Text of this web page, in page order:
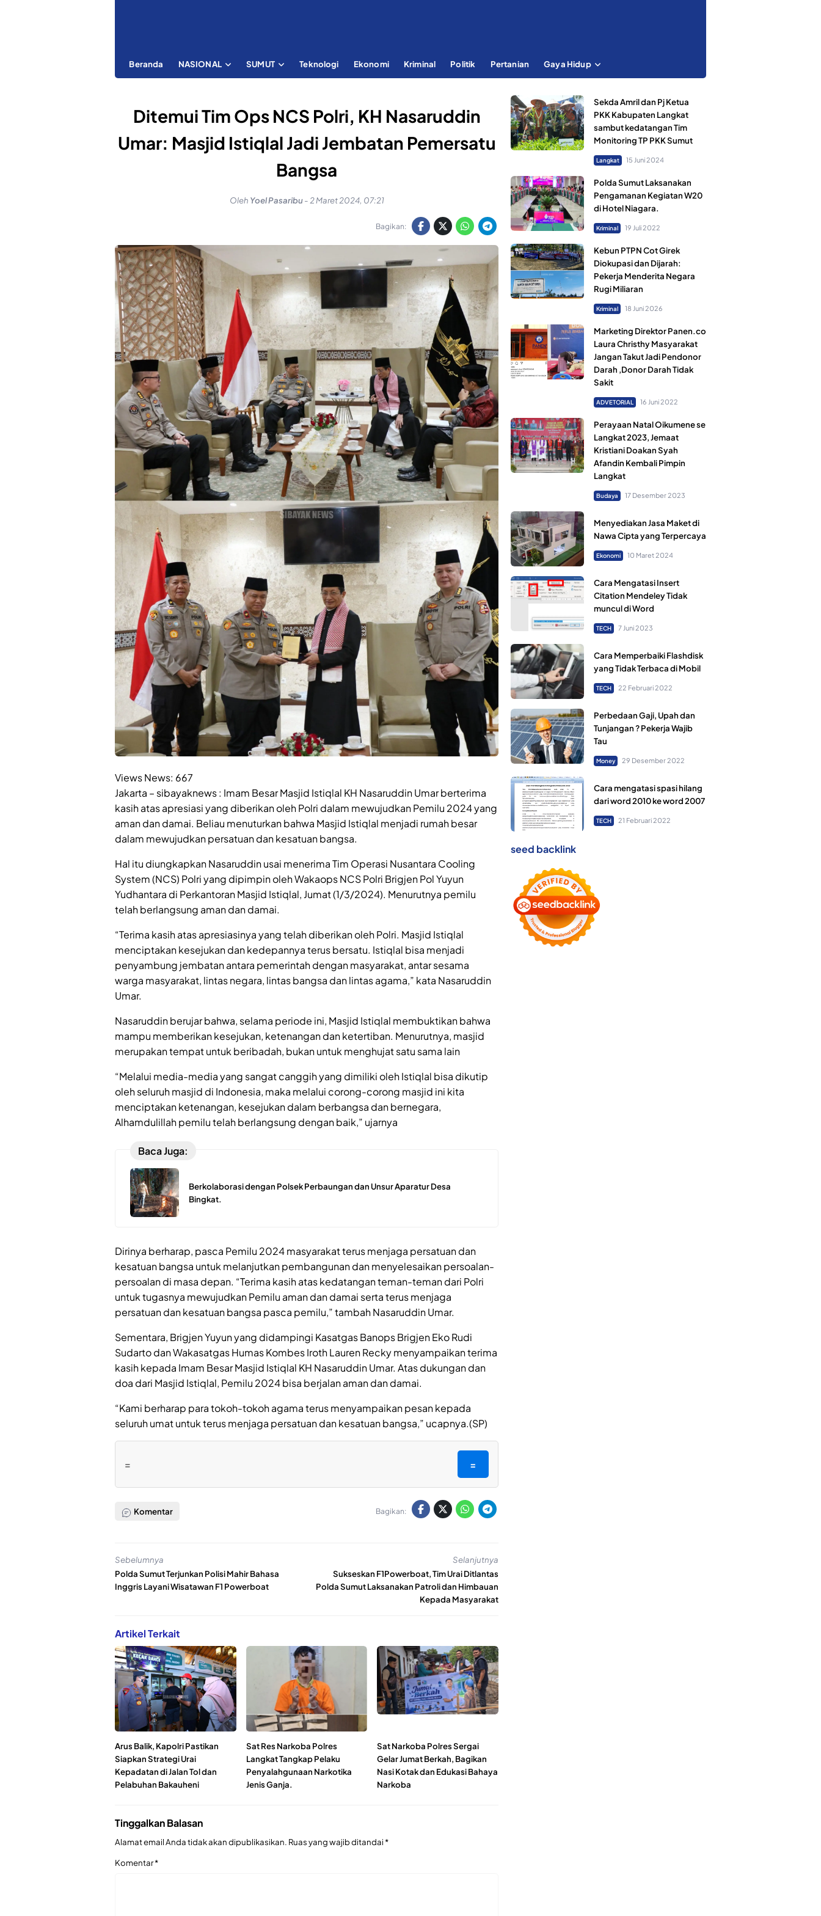
Beranda NASIONAL SUMUT Teknologi Ekonomi Kriminal Politik Pertanian Gaya Hidup
Ditemui Tim Ops NCS Polri, KH Nasaruddin
Umar: Masjid Istiqlal Jadi Jembatan Pemersatu
Bangsa
Oleh Yoel Pasaribu - 2 Maret 2024, 07:21
Bagikan:
Views News: 667
Jakarta – sibayaknews : Imam Besar Masjid Istiqlal KH Nasaruddin Umar berterima
kasih atas apresiasi yang diberikan oleh Polri dalam mewujudkan Pemilu 2024 yang
aman dan damai. Beliau menuturkan bahwa Masjid Istiqlal menjadi rumah besar
dalam mewujudkan persatuan dan kesatuan bangsa.
Hal itu diungkapkan Nasaruddin usai menerima Tim Operasi Nusantara Cooling
System (NCS) Polri yang dipimpin oleh Wakaops NCS Polri Brigjen Pol Yuyun
Yudhantara di Perkantoran Masjid Istiqlal, Jumat (1/3/2024). Menurutnya pemilu
telah berlangsung aman dan damai.
“Terima kasih atas apresiasinya yang telah diberikan oleh Polri. Masjid Istiqlal
menciptakan kesejukan dan kedepannya terus bersatu. Istiqlal bisa menjadi
penyambung jembatan antara pemerintah dengan masyarakat, antar sesama
warga masyarakat, lintas negara, lintas bangsa dan lintas agama,” kata Nasaruddin
Umar.
Nasaruddin berujar bahwa, selama periode ini, Masjid Istiqlal membuktikan bahwa
mampu memberikan kesejukan, ketenangan dan ketertiban. Menurutnya, masjid
merupakan tempat untuk beribadah, bukan untuk menghujat satu sama lain
“Melalui media-media yang sangat canggih yang dimiliki oleh Istiqlal bisa dikutip
oleh seluruh masjid di Indonesia, maka melalui corong-corong masjid ini kita
menciptakan ketenangan, kesejukan dalam berbangsa dan bernegara,
Alhamdulillah pemilu telah berlangsung dengan baik,” ujarnya
Baca Juga:
Berkolaborasi dengan Polsek Perbaungan dan Unsur Aparatur Desa
Bingkat.
Dirinya berharap, pasca Pemilu 2024 masyarakat terus menjaga persatuan dan
kesatuan bangsa untuk melanjutkan pembangunan dan menyelesaikan persoalan-
persoalan di masa depan. “Terima kasih atas kedatangan teman-teman dari Polri
untuk tugasnya mewujudkan Pemilu aman dan damai serta terus menjaga
persatuan dan kesatuan bangsa pasca pemilu,” tambah Nasaruddin Umar.
Sementara, Brigjen Yuyun yang didampingi Kasatgas Banops Brigjen Eko Rudi
Sudarto dan Wakasatgas Humas Kombes Iroth Lauren Recky menyampaikan terima
kasih kepada Imam Besar Masjid Istiqlal KH Nasaruddin Umar. Atas dukungan dan
doa dari Masjid Istiqlal, Pemilu 2024 bisa berjalan aman dan damai.
“Kami berharap para tokoh-tokoh agama terus menyampaikan pesan kepada
seluruh umat untuk terus menjaga persatuan dan kesatuan bangsa,” ucapnya.(SP)
= =
Komentar Bagikan:
Sebelumnya
Polda Sumut Terjunkan Polisi Mahir Bahasa
Inggris Layani Wisatawan F1 Powerboat
Selanjutnya
Sukseskan F1Powerboat, Tim Urai Ditlantas
Polda Sumut Laksanakan Patroli dan Himbauan
Kepada Masyarakat
Artikel Terkait
Arus Balik, Kapolri Pastikan
Siapkan Strategi Urai
Kepadatan di Jalan Tol dan
Pelabuhan Bakauheni
Sat Res Narkoba Polres
Langkat Tangkap Pelaku
Penyalahgunaan Narkotika
Jenis Ganja.
Sat Narkoba Polres Sergai
Gelar Jumat Berkah, Bagikan
Nasi Kotak dan Edukasi Bahaya
Narkoba
Tinggalkan Balasan
Alamat email Anda tidak akan dipublikasikan. Ruas yang wajib ditandai*
Komentar*
Sekda Amril dan Pj Ketua
PKK Kabupaten Langkat
sambut kedatangan Tim
Monitoring TP PKK Sumut
Langkat 15 Juni 2024
Polda Sumut Laksanakan
Pengamanan Kegiatan W20
di Hotel Niagara.
Kriminal 19 Juli 2022
Kebun PTPN Cot Girek
Diokupasi dan Dijarah:
Pekerja Menderita Negara
Rugi Miliaran
Kriminal 18 Juni 2026
Marketing Direktor Panen.co
Laura Christhy Masyarakat
Jangan Takut Jadi Pendonor
Darah ,Donor Darah Tidak
Sakit
ADVETORIAL 16 Juni 2022
Perayaan Natal Oikumene se
Langkat 2023, Jemaat
Kristiani Doakan Syah
Afandin Kembali Pimpin
Langkat
Budaya 17 Desember 2023
Menyediakan Jasa Maket di
Nawa Cipta yang Terpercaya
Ekonomi 10 Maret 2024
Cara Mengatasi Insert
Citation Mendeley Tidak
muncul di Word
TECH 7 Juni 2023
Cara Memperbaiki Flashdisk
yang Tidak Terbaca di Mobil
TECH 22 Februari 2022
Perbedaan Gaji, Upah dan
Tunjangan ? Pekerja Wajib
Tau
Money 29 Desember 2022
Cara mengatasi spasi hilang
dari word 2010 ke word 2007
TECH 21 Februari 2022
seed backlink